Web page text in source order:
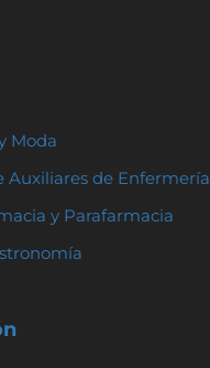
Moda
Auxiliares de Enfermería
y Parafarmacia